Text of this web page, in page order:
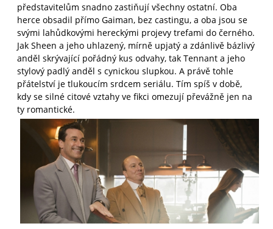
představitelům snadno zastiňují všechny ostatní. Oba
herce obsadil přímo Gaiman, bez castingu, a oba jsou se
svými lahůdkovými hereckými projevy trefami do černého.
Jak Sheen a jeho uhlazený, mírně upjatý a zdánlivě bázlivý
anděl skrývající pořádný kus odvahy, tak Tennant a jeho
stylový padlý anděl s cynickou slupkou. A právě tohle
přátelství je tlukoucím srdcem seriálu. Tím spíš v době,
kdy se silné citové vztahy ve fikci omezují převážně jen na
ty romantické.